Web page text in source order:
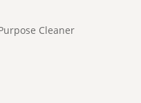
Cleaner